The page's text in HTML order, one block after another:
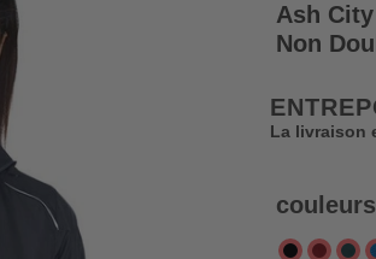
Ash City
Non
La livraison
couleurs